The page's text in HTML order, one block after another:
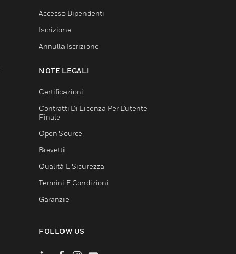
Accesso Dipendenti
Iscrizione
Annulla Iscrizione
NOTE LEGALI
Certificazioni
Contratti Di Licenza Per L'utente
Finale
Open Source
Brevetti
Qualità E Sicurezza
Termini E Condizioni
Garanzie
FOLLOW US